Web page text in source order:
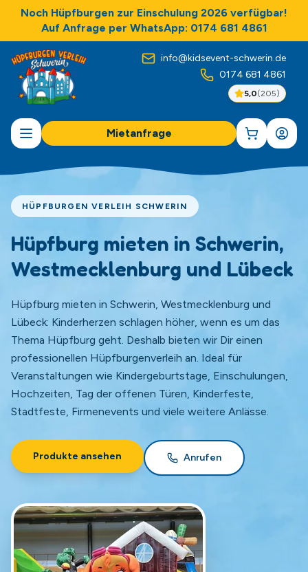
Noch Hüpfburgen zur Einschulung 2026 verfügbar!
Auf Anfrage per WhatsApp: 0174 681 4861
info@kidsevent-schwerin.de
0174 681 4861
5,0(205)
Mietanfrage
HÜPFBURGEN VERLEIH SCHWERIN
Hüpfburg mieten in Schwerin,
Westmecklenburg und Lübeck
Hüpfburg mieten in Schwerin, Westmecklenburg und
Lübeck: Kinderherzen schlagen höher, wenn es um das
Thema Hüpfburg geht. Deshalb bieten wir Dir einen
professionellen Hüpfburgenverleih an. Ideal für
Veranstaltungen wie Kindergeburtstage, Einschulungen,
Hochzeiten, Tag der offenen Türen, Kinderfeste,
Stadtfeste, Firmenevents und viele weitere Anlässe.
Produkte ansehen Anrufen